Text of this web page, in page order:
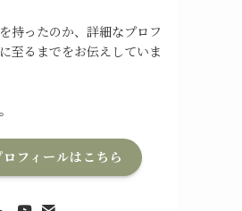
持ったのか、詳細なプロフ
至るまでをお伝えしていま
フィールはこちら